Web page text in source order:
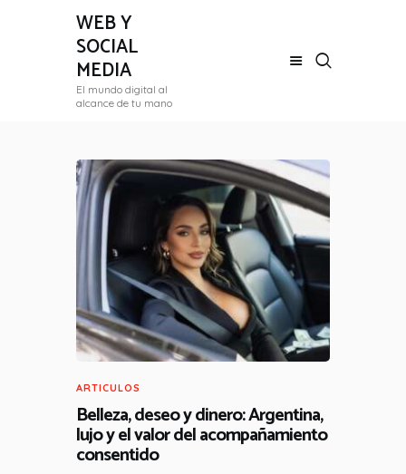
WEB Y
SOCIAL
MEDIA
El mundo digital al
alcance de tu mano
ARTICULOS
LISTADO
ARTICULOS
Belleza, deseo y dinero: Argentina,
lujo y el valor del acompañamiento
consentido